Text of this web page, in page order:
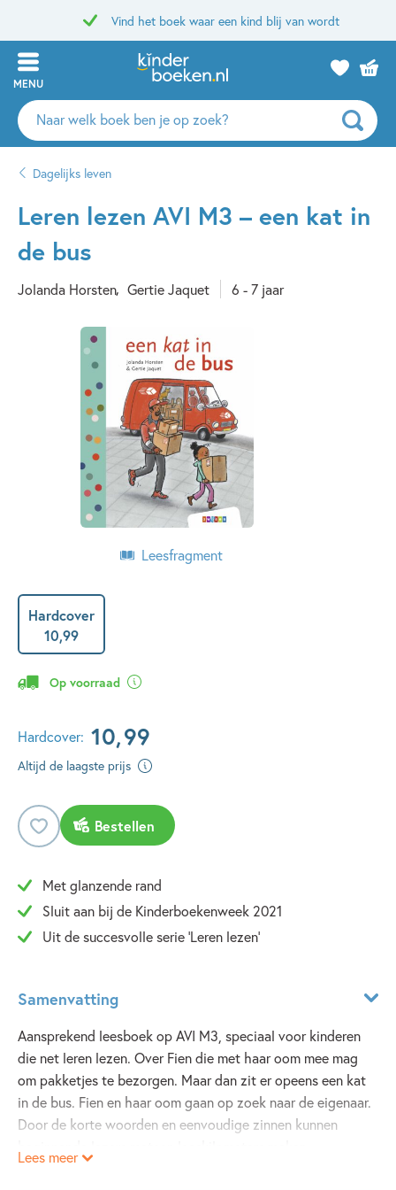
Vind het boek waar een kind blij van wordt
MENU
Zoeken
naar
auteurs
uitgevers
Dagelijks leven
Leren lezen AVI M3 – een kat in
de bus
Jolanda Horsten Gertie Jaquet 6 - 7 jaar
Leesfragment
Hardcover
10,99
Op voorraad
Hardcover: 10,99
Altijd de laagste prijs
Bestellen
Met glanzende rand
Sluit aan bij de Kinderboekenweek 2021
Uit de succesvolle serie 'Leren lezen'
Samenvatting
Aansprekend leesboek op AVI M3, speciaal voor kinderen
die net leren lezen. Over Fien die met haar oom mee mag
om pakketjes te bezorgen. Maar dan zit er opeens een kat
in de bus. Fien en haar oom gaan op zoek naar de eigenaar.
Door de korte woorden en eenvoudige zinnen kunnen
Lees meer